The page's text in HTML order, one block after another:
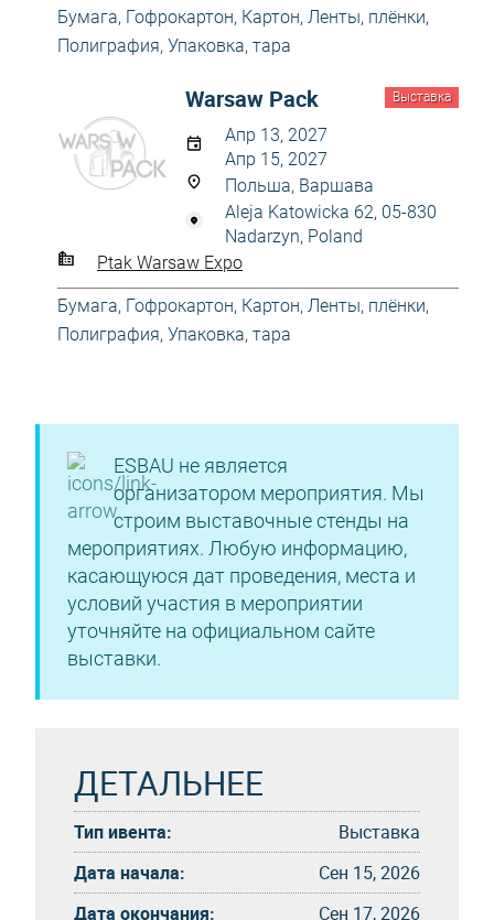
Бумага, Гофрокартон, Картон, Ленты, плёнки,
Полиграфия, Упаковка, тара
Выставка
Warsaw Pack
Апр 13, 2027
Апр 15, 2027
Польша, Варшава
Aleja Katowicka 62, 05-830
Nadarzyn, Poland
Ptak Warsaw Expo
Бумага, Гофрокартон, Картон, Ленты, плёнки,
Полиграфия, Упаковка, тара
ESBAU не является
организатором мероприятия. Мы
строим выставочные стенды на
мероприятиях. Любую информацию,
касающуюся дат проведения, места и
условий участия в мероприятии
уточняйте на официальном сайте
выставки.
ДЕТАЛЬНЕЕ
Тип ивента:
Выставка
Дата начала:
Сен 15, 2026
Дата окончания:
Сен 17, 2026